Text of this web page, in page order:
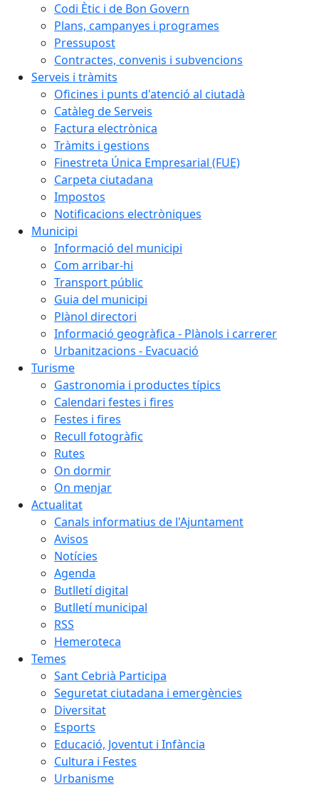
Codi Ètic i de Bon Govern
Plans, campanyes i programes
Pressupost
Contractes, convenis i subvencions
Serveis i tràmits
Oficines i punts d'atenció al ciutadà
Catàleg de Serveis
Factura electrònica
Tràmits i gestions
Finestreta Única Empresarial (FUE)
Carpeta ciutadana
Impostos
Notificacions electròniques
Municipi
Informació del municipi
Com arribar-hi
Transport públic
Guia del municipi
Plànol directori
Informació geogràfica - Plànols i carrerer
Urbanitzacions - Evacuació
Turisme
Gastronomia i productes típics
Calendari festes i fires
Festes i fires
Recull fotogràfic
Rutes
On dormir
On menjar
Actualitat
Canals informatius de l'Ajuntament
Avisos
Notícies
Agenda
Butlletí digital
Butlletí municipal
RSS
Hemeroteca
Temes
Sant Cebrià Participa
Seguretat ciutadana i emergències
Diversitat
Esports
Educació, Joventut i Infància
Cultura i Festes
Urbanisme